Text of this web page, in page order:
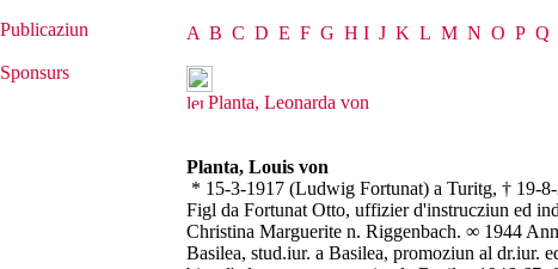
Publicaziun
Sponsurs
A B C D E F G H I J K L M N O P Q
Planta, Leonarda von
Planta, Louis von
* 15-3-1917 (Ludwig Fortunat) a Turitg, † 19-
Figl da Fortunat Otto, uffizier d'instrucziun ed
Christina Marguerite n. Riggenbach. ∞ 1944
Basilea, stud.iur. a Basilea, promoziun al dr.iur.